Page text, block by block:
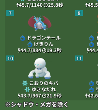
45.7/1140
25.8秒
7
ドラゴンテール
げきりん
44.7/884
19.3秒
8
10
こおりのキバ
ゆきなだれ
43.7/967
21.9秒
11
※シャドウ・メガを除く